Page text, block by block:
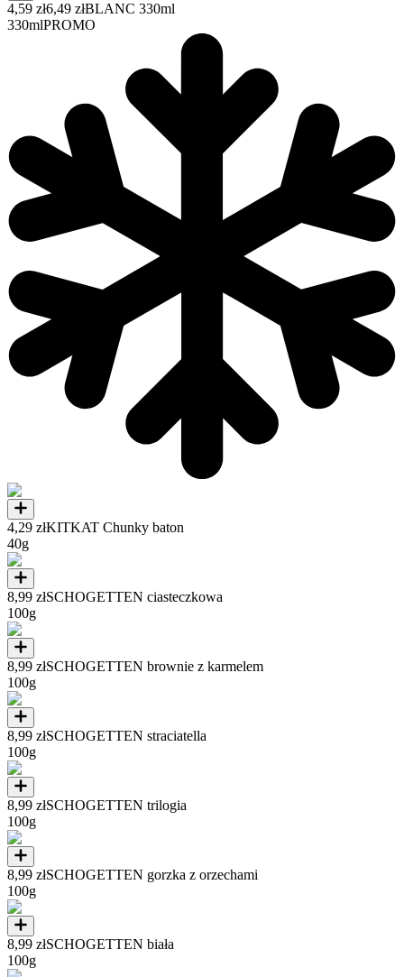
4,59 zł6,49 złBLANC 330ml
330mlPROMO
4,29 złKITKAT Chunky baton
40g
8,99 złSCHOGETTEN ciasteczkowa
100g
8,99 złSCHOGETTEN brownie z karmelem
100g
8,99 złSCHOGETTEN straciatella
100g
8,99 złSCHOGETTEN trilogia
100g
8,99 złSCHOGETTEN gorzka z orzechami
100g
8,99 złSCHOGETTEN biała
100g